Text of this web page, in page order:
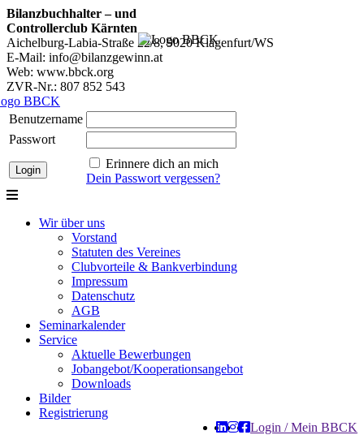
Bilanzbuchhalter – und
Controllerclub Kärnten
Aichelburg-Labia-Straße 22/8, 9020 Klagenfurt/WS
E-Mail: info@bilanzgewinn.at
Web: www.bbck.org
ZVR-Nr.: 807 852 543
Benutzername
Passwort
Erinnere dich an mich
Dein Passwort vergessen?
Wir über uns
Vorstand
Statuten des Vereines
Clubvorteile & Bankverbindung
Impressum
Datenschutz
AGB
Seminarkalender
Service
Aktuelle Bewerbungen
Jobangebot/Kooperationsangebot
Downloads
Bilder
Registrierung
Login / Mein BBCK